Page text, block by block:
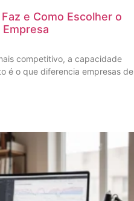
e Como Escolher o
competitivo, a capacidade
é o que diferencia empresas de